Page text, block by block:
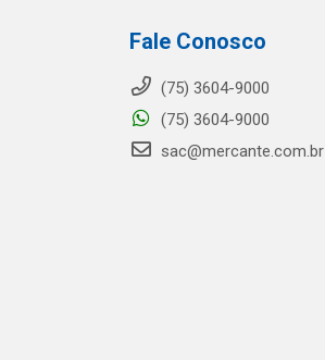
Fale Conosco
(75) 3604-9000
(75) 3604-9000
sac@mercante.com.br